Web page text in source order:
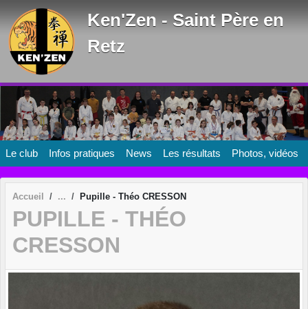
Ken'Zen - Saint Père en
Retz
Le club Infos pratiques News Les résultats Photos, vidéos
Accueil Pupille - Théo CRESSON
PUPILLE - THÉO
CRESSON
Panneau de gestion des cookies